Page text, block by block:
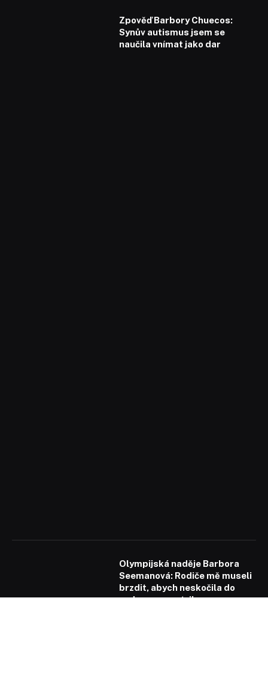
Zpověď Barbory Chuecos:
Synův autismus jsem se
naučila vnímat jako dar
Olympijská naděje Barbora
Seemanová: Rodiče mě museli
brzdit, abych neskočila do
vody rovnou z tribuny